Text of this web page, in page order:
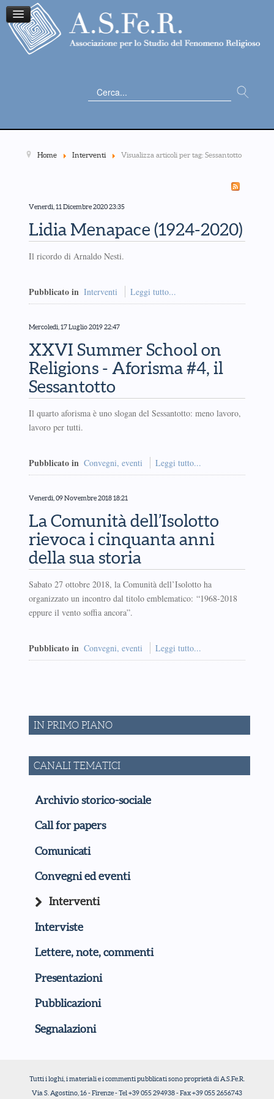
Cerca...
Home Interventi Visualizza articoli per tag: Sessantotto
Venerdì, 11 Dicembre 2020 23:35
Lidia Menapace (1924-2020)
Il ricordo di Arnaldo Nesti.
Pubblicato in Interventi Leggi tutto...
Mercoledì, 17 Luglio 2019 22:47
XXVI Summer School on
Religions - Aforisma #4, il
Sessantotto
Il quarto aforisma è uno slogan del Sessantotto: meno lavoro,
lavoro per tutti.
Pubblicato in Convegni, eventi Leggi tutto...
Venerdì, 09 Novembre 2018 18:21
La Comunità dell’Isolotto
rievoca i cinquanta anni
della sua storia
Sabato 27 ottobre 2018, la Comunità dell’Isolotto ha
organizzato un incontro dal titolo emblematico: “1968-2018
eppure il vento soffia ancora”.
Pubblicato in Convegni, eventi Leggi tutto...
IN PRIMO PIANO
CANALI TEMATICI
Archivio storico-sociale
Call for papers
Comunicati
Convegni ed eventi
Interventi
Interviste
Lettere, note, commenti
Presentazioni
Pubblicazioni
Segnalazioni
Tutti i loghi, i materiali e i commenti pubblicati sono proprietà di A.S.Fe.R.
Via S. Agostino, 16 - Firenze - Tel +39 055 294938 - Fax +39 055 2656743